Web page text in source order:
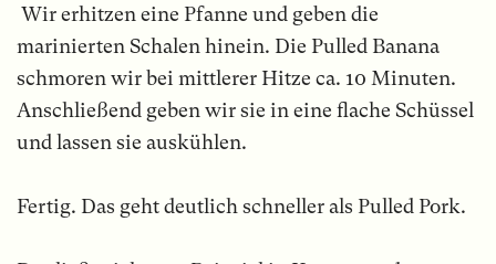
Wir erhitzen eine Pfanne und geben die
marinierten Schalen hinein. Die Pulled Banana
schmoren wir bei mittlerer Hitze ca. 10 Minuten.
Anschließend geben wir sie in eine flache Schüssel
und lassen sie auskühlen.
Fertig. Das geht deutlich schneller als Pulled Pork.